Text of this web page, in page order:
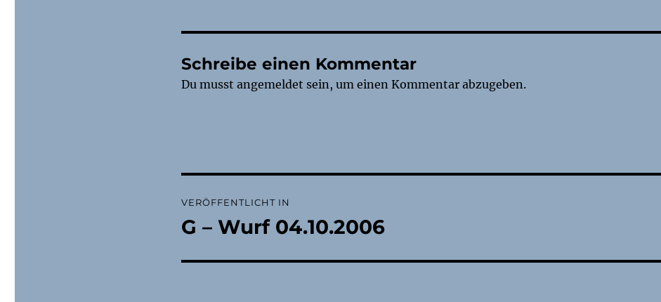
Schreibe einen Kommentar
Du musst angemeldet sein, um einen Kommentar abzugeben.
VERÖFFENTLICHT IN
G – Wurf 04.10.2006